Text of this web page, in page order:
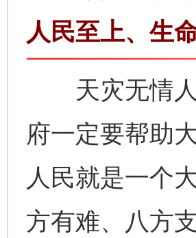
人民至上、生
天灾无情人
府一定要帮助
人民就是一个
方有难、八方